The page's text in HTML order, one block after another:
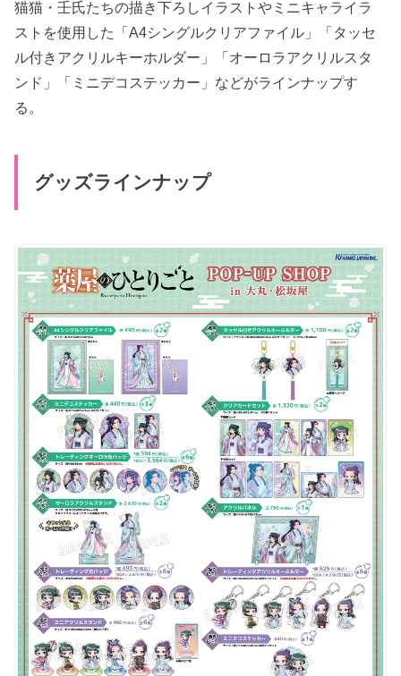
猫猫・壬氏たちの描き下ろしイラストやミニキャライラ
ストを使用した「A4シングルクリアファイル」「タッセ
ル付きアクリルキーホルダー」「オーロラアクリルスタ
ンド」「ミニデコステッカー」などがラインナップす
る。
グッズラインナップ